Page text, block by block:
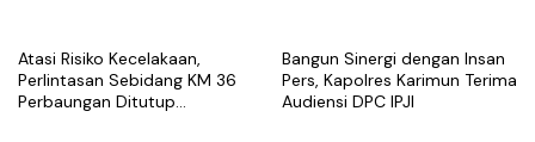
Atasi Risiko Kecelakaan,
Perlintasan Sebidang KM 36
Perbaungan Ditutup
Bangun Sinergi dengan Insan
Pers, Kapolres Karimun Terima
Audiensi DPC IPJI